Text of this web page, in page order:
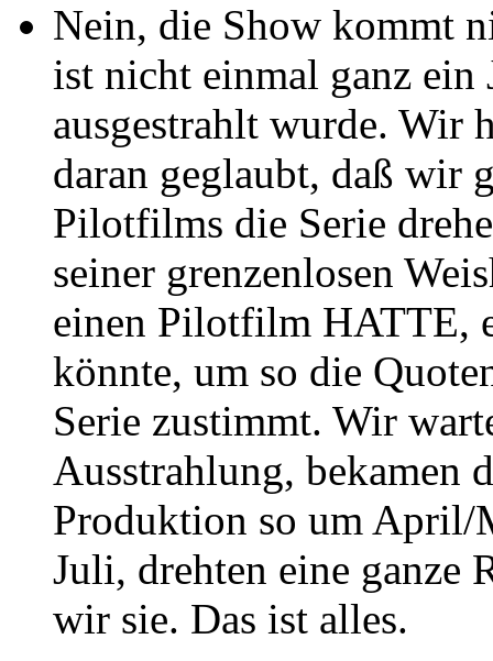
Nein, die Show kommt
ist nicht einmal ganz
ausgestrahlt wurde. Wir
daran geglaubt, daß wir
Pilotfilms die Serie
seiner grenzenlosen
einen Pilotfilm HATTE,
könnte, um so die
Serie zustimmt. Wir
Ausstrahlung, bekamen
Produktion so um April/
Juli, drehten eine ganze
wir sie. Das ist alles.